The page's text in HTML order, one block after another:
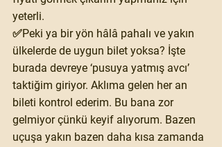
yeterli.
✅Peki ya bir yön hâlâ pahalı ve yakın
ülkelerde de uygun bilet yoksa? İşte
burada devreye ‘pusuya yatmış avcı’
taktiğim giriyor. Aklıma gelen her an
bileti kontrol ederim. Bu bana zor
gelmiyor çünkü keyif alıyorum. Bazen
uçuşa yakın bazen daha kısa zamanda